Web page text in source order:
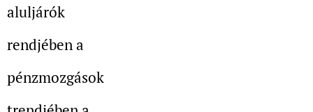
aluljárók
rendjében a
pénzmozgások